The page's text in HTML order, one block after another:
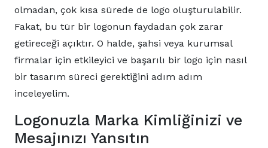
olmadan, çok kısa sürede de logo oluşturulabilir.
Fakat, bu tür bir logonun faydadan çok zarar
getireceği açıktır. O halde, şahsi veya kurumsal
firmalar için etkileyici ve başarılı bir logo için nasıl
bir tasarım süreci gerektiğini adım adım
inceleyelim.
Logonuzla Marka Kimliğinizi ve
Mesajınızı Yansıtın